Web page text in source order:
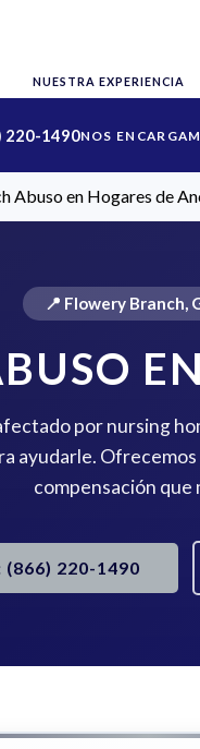
NUESTRA EXPERIENCIA
220-1490
Abuso en Hogares de
📍 Flowery Branch,
por nursing
ayudarle.
compensación que
(866) 220-1490